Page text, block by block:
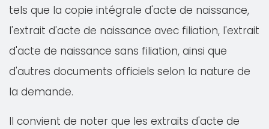
tels que la copie intégrale d'acte de naissance,
l'extrait d'acte de naissance avec filiation, l'extrait
d'acte de naissance sans filiation, ainsi que
d'autres documents officiels selon la nature de
la demande.
Il convient de noter que les extraits d'acte de